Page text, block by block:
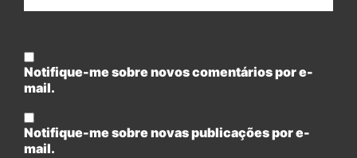
Notifique-me sobre novos comentários por e-
mail.
Notifique-me sobre novas publicações por e-
mail.